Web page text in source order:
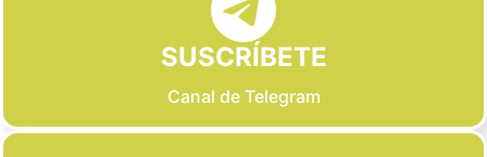
SUSCRÍBETE
Canal de Telegram